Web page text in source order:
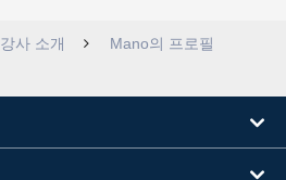
강사 소개
Mano의 프로필